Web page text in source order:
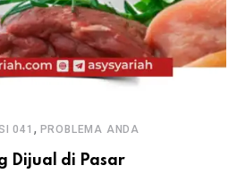
041 , PROBLEMA ANDA
Dijual di Pasar